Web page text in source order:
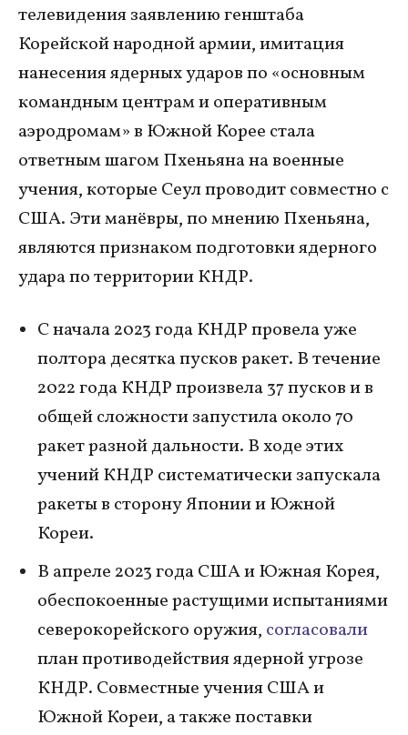
телевидения заявлению генштаба
Корейской народной армии, имитация
нанесения ядерных ударов по «основным
командным центрам и оперативным
аэродромам» в Южной Корее стала
ответным шагом Пхеньяна на военные
учения, которые Сеул проводит совместно с
США. Эти манёвры, по мнению Пхеньяна,
являются признаком подготовки ядерного
удара по территории КНДР.
С начала 2023 года КНДР провела уже
полтора десятка пусков ракет. В течение
2022 года КНДР произвела 37 пусков и в
общей сложности запустила около 70
ракет разной дальности. В ходе этих
учений КНДР систематически запускала
ракеты в сторону Японии и Южной
Кореи.
В апреле 2023 года США и Южная Корея,
обеспокоенные растущими испытаниями
северокорейского оружия, согласовали
план противодействия ядерной угрозе
КНДР. Совместные учения США и
Южной Кореи, а также поставки